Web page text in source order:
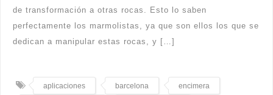
de transformación a otras rocas. Esto lo saben
perfectamente los marmolistas, ya que son ellos los que se
dedican a manipular estas rocas, y […]
aplicaciones barcelona encimera